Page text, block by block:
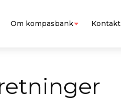
Om kompasbank Kontakt